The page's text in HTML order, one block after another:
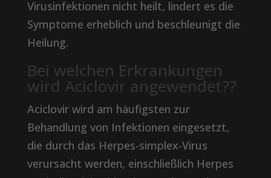
Virusinfektionen nicht heilt, lindert es die
Symptome erheblich und beschleunigt die
Heilung.
Bei welchen Erkrankungen
wird Aciclovir angewendet??
Aciclovir wird am häufigsten zur
Behandlung von Infektionen eingesetzt,
die durch das Herpes-simplex-Virus
verursacht werden, einschließlich Herpes